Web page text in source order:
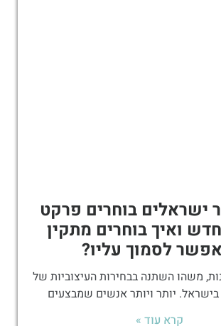
ישראלים בוחרים פרקט
ואיך בוחרים מתקין
לסמוך עליו?
משהו השתנה בבחירות העיצוביות של
בישראל. יותר ויותר אנשים שמבצעים
קרא עוד »